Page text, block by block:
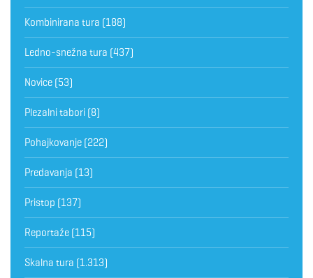
Kombinirana tura (188)
Ledno-snežna tura (437)
Novice (53)
Plezalni tabori (8)
Pohajkovanje (222)
Predavanja (13)
Pristop (137)
Reportaže (115)
Skalna tura (1.313)